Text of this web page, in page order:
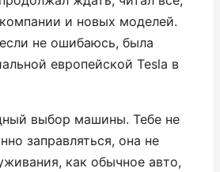
и новых моделей.
не ошибаюсь, была
европейской Tesla в
выбор машины. Тебе не
заправляться, она не
как обычное авто,